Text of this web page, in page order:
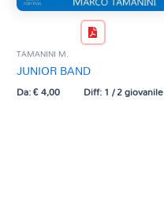
TAMANINI M.
JUNIOR BAND
Da:€4,00 Diff: 1 / 2 giovanile